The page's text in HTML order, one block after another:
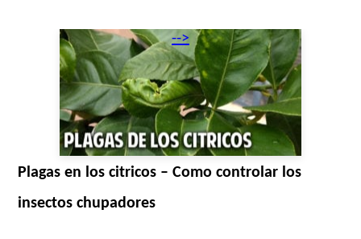
-->
Plagas en los citricos – Como controlar los
insectos chupadores